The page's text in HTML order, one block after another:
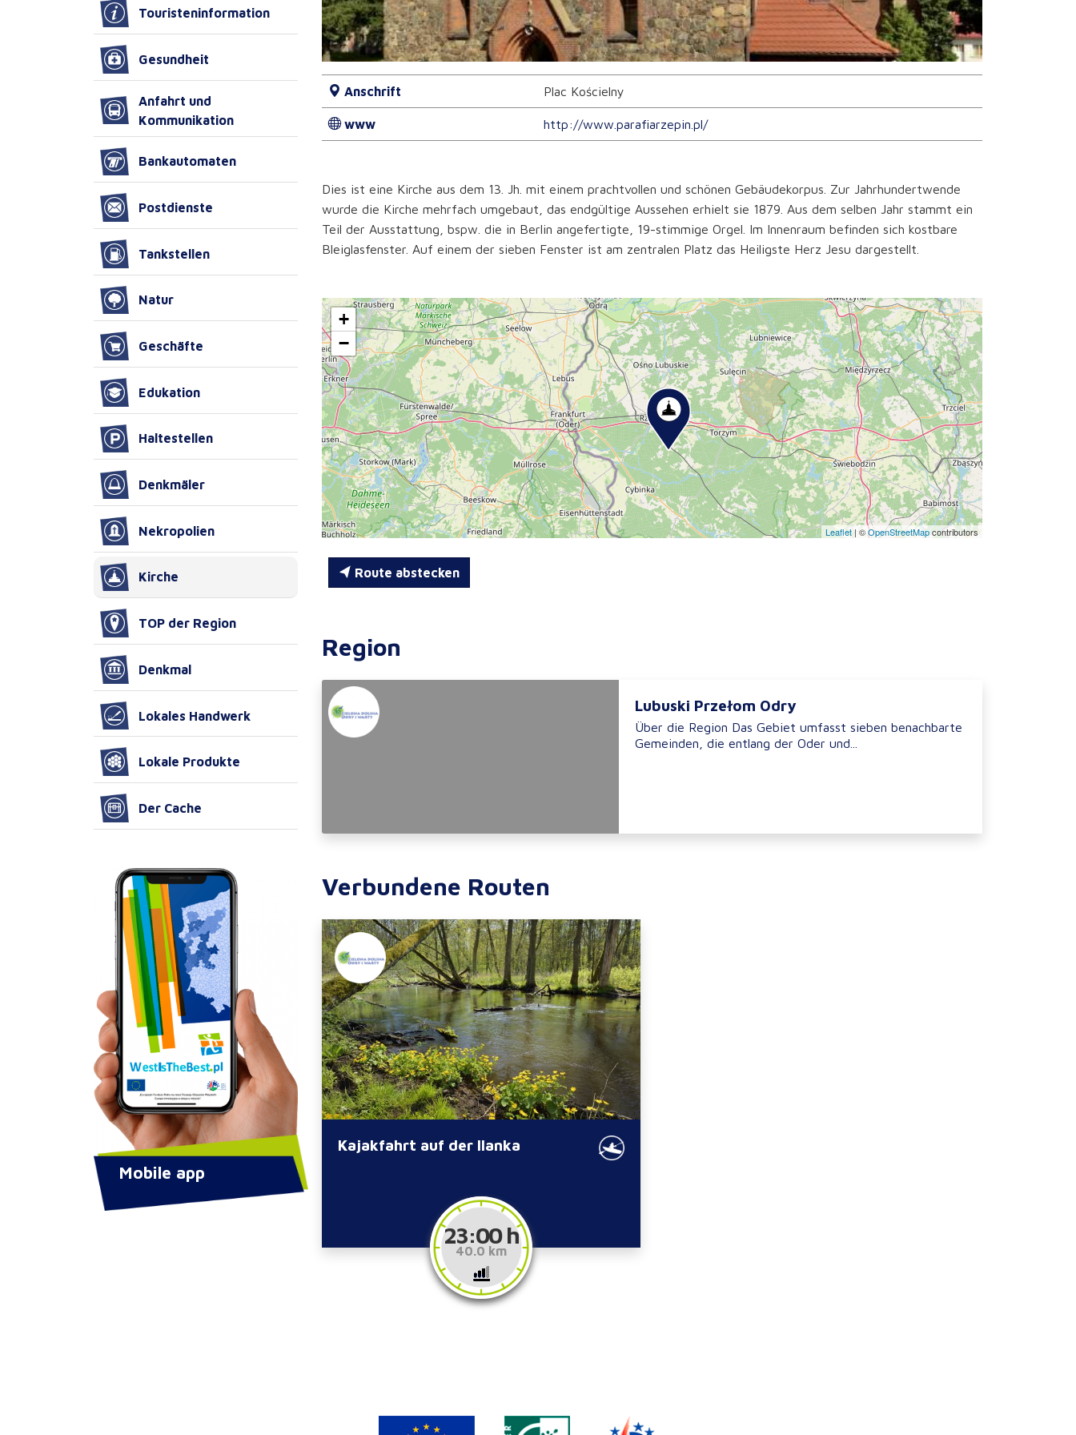
Anschrift Plac Kościelny
www http://www.parafiarzepin.pl/
Dies ist eine Kirche aus dem 13. Jh. mit einem prachtvollen und schönen Gebäudekorpus. Zur Jahrhundertwende
wurde die Kirche mehrfach umgebaut, das endgültige Aussehen erhielt sie 1879. Aus dem selben Jahr stammt ein
Teil der Ausstattung, bspw. die in Berlin angefertigte, 19-stimmige Orgel. Im Innenraum befinden sich kostbare
Bleiglasfenster. Auf einem der sieben Fenster ist am zentralen Platz das Heiligste Herz Jesu dargestellt.
+
−
Leaflet | ©OpenStreetMapcontributors
Route abstecken
Region
Lubuski Przełom Odry
Über die Region Das Gebiet umfasst sieben benachbarte
Gemeinden, die entlang der Oder und...
Verbundene Routen
Kajakfahrt auf der Ilanka
23:00 h
40.0 km
Touristeninformation
Gesundheit
Anfahrt und
Kommunikation
Bankautomaten
Postdienste
Tankstellen
Natur
Geschäfte
Edukation
Haltestellen
Denkmäler
Nekropolien
Kirche
TOP der Region
Denkmal
Lokales Handwerk
Lokale Produkte
Der Cache
Mobile app